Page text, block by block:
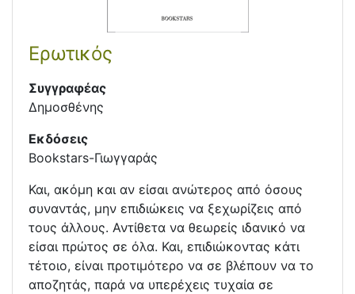
Ερωτικός
Συγγραφέας
Δημοσθένης
Εκδόσεις
Bookstars-Γιωγγαράς
Και, ακόµη και αν είσαι ανώτερος από όσους
συναντάς, µην επιδιώκεις να ξεχωρίζεις από
τους άλλους. Αντίθετα να θεωρείς ιδανικό να
είσαι πρώτος σε όλα. Και, επιδιώκοντας κάτι
τέτοιο, είναι προτιµότερο να σε βλέπουν να το
αποζητάς, παρά να υπερέχεις τυχαία σε